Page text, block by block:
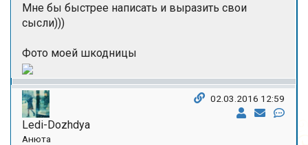
Мне бы быстрее написать и выразить свои
сысли)))
Фото моей шкодницы
Ledi-Dozhdya
Анюта
02.03.2016 12:59